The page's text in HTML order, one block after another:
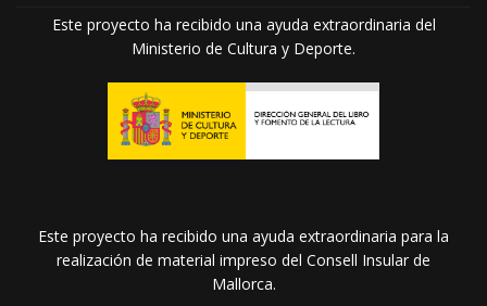
Este proyecto ha recibido una ayuda extraordinaria del
Ministerio de Cultura y Deporte.
Este proyecto ha recibido una ayuda extraordinaria para la
realización de material impreso del Consell Insular de
Mallorca.